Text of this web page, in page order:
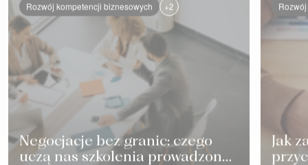
Rozwój kompetencji biznesowych +2
Negocjacje bez granic: czego
uczą nas szkolenia prowadzone
Jak